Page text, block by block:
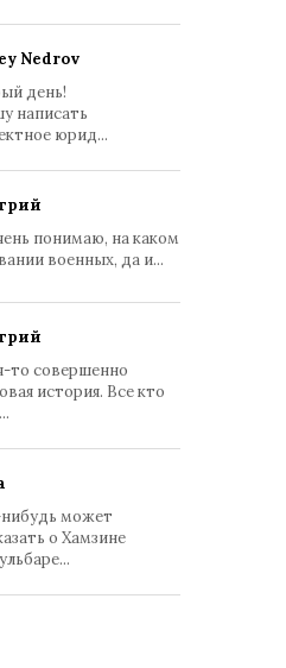
Nedrov
день!
написать
юрид...
понимаю, на каком
военных, да и...
то совершенно
история. Все кто
может
о Хамзине